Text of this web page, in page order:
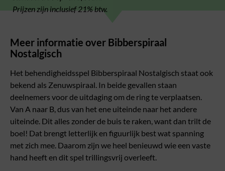
Prijzen zijn inclusief 21% btw.
Meer informatie over Bibberspiraal
Nostalgisch
Het behendigheidsspel Bibberspiraal Nostalgisch staat ook
bekend als Zenuwspiraal. In beide gevallen staan
deelnemers voor de uitdaging om de ring te verplaatsen.
Van A naar B, dus van het ene uiteinde naar het andere
uiteinde. Dit alles zonder de buis te raken, want dan trilt de
boel! Dat brengt letterlijk en figuurlijk best wat spanning
met zich mee. Daarom zijn we heel benieuwd wie een vaste
hand heeft en dit spel trillingsvrij overleeft.